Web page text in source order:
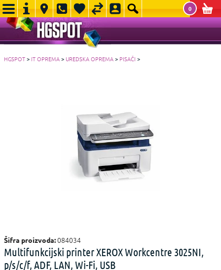
0
HGSPOT> IT OPREMA> UREDSKA OPREMA> PISAČI >
Šifra proizvoda:084034
Multifunkcijski printer XEROX Workcentre 3025NI,
p/s/c/f, ADF, LAN, Wi-Fi, USB